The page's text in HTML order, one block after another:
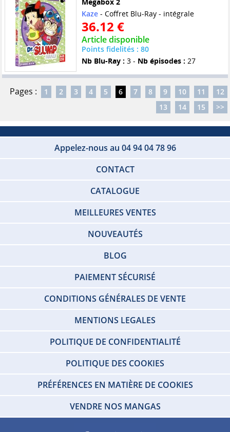
Kaze- Coffret Blu-Ray - intégrale
36.12 €
Article disponible
Points fidelités : 80
Nb Blu-Ray : 3 - Nb épisodes : 27
Pages : 1 2 3 4 5 6 7 8 9 10 11
12
13
14 15 >>
Appelez-nous au 04 94 04 78 96
CONTACT
CATALOGUE
MEILLEURES VENTES
NOUVEAUTÉS
BLOG
PAIEMENT SÉCURISÉ
CONDITIONS GÉNÉRALES DE VENTE
MENTIONS LEGALES
POLITIQUE DE CONFIDENTIALITÉ
POLITIQUE DES COOKIES
PRÉFÉRENCES EN MATIÈRE DE COOKIES
VENDRE NOS MANGAS